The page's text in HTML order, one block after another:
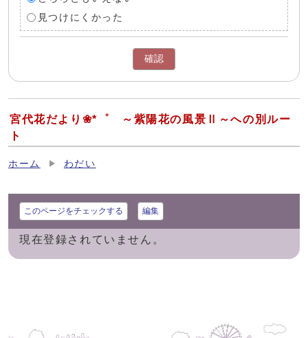
見つけにくかった
確認
宮代花だより❀*゜ ～紫陽花の風景Ⅱ～への別ルー
ト
ホーム わだい
このページをチェックする 編集
現在登録されていません。